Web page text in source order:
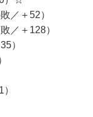
／＋52）
／＋128）
）